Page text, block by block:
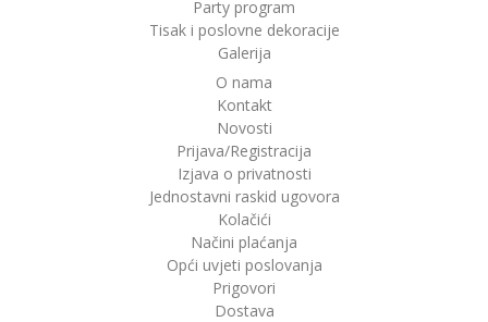
Party program
Tisak i poslovne dekoracije
Galerija
O nama
Kontakt
Novosti
Prijava/Registracija
Izjava o privatnosti
Jednostavni raskid ugovora
Kolačići
Načini plaćanja
Opći uvjeti poslovanja
Prigovori
Dostava